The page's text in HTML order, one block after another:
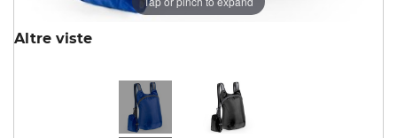
Altre viste